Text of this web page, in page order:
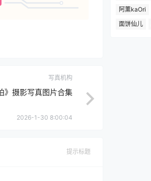
写真机构
》摄影写真图片合集
2026-1-30 8:00:04
提示标题
阿薰kaOri
面饼仙儿